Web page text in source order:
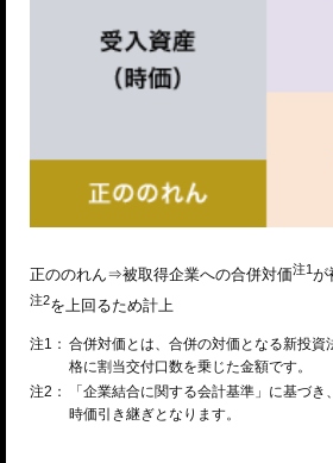
正ののれん⇒被取得企業への合併対価注1 が
注2を上回るため計上
注1： 合併対価とは、合併の対価となる新投資
格に割当交付口数を乗じた金額です。
注2：
「企業結合に関する会計基準」に基づ
時価引き継ぎとなります。